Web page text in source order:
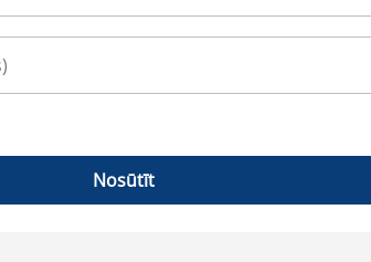
Nosūtīt